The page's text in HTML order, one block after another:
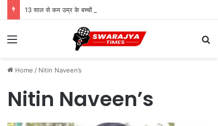
Menu
Home / Nitin Naveen’s
Nitin Naveen’s